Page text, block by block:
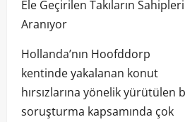
Ele Geçirilen Takıların Sahipleri
Aranıyor
Hollanda’nın Hoofddorp
kentinde yakalanan konut
hırsızlarına yönelik yürütülen
soruşturma kapsamında çok